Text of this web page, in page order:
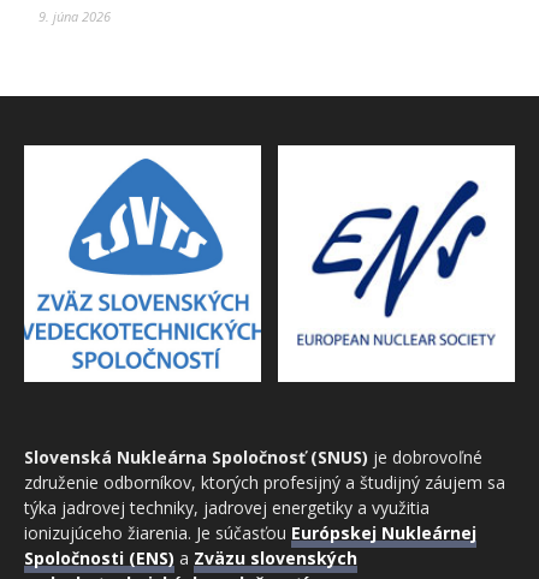
9. júna 2026
Slovenská Nukleárna Spoločnosť (SNUS) je dobrovoľné
združenie odborníkov, ktorých profesijný a študijný záujem sa
týka jadrovej techniky, jadrovej energetiky a využitia
ionizujúceho žiarenia. Je súčasťou Európskej Nukleárnej
Spoločnosti (ENS) a Zväzu slovenských